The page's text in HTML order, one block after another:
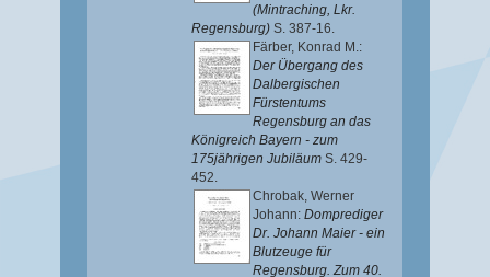
(Mintraching, Lkr.
Regensburg) S. 387-16.
Färber, Konrad M.:
Der Übergang des
Dalbergischen
Fürstentums
Regensburg an das
Königreich Bayern - zum
175jährigen Jubiläum S. 429-
452.
Chrobak, Werner
Johann: Domprediger
Dr. Johann Maier - ein
Blutzeuge für
Regensburg. Zum 40.